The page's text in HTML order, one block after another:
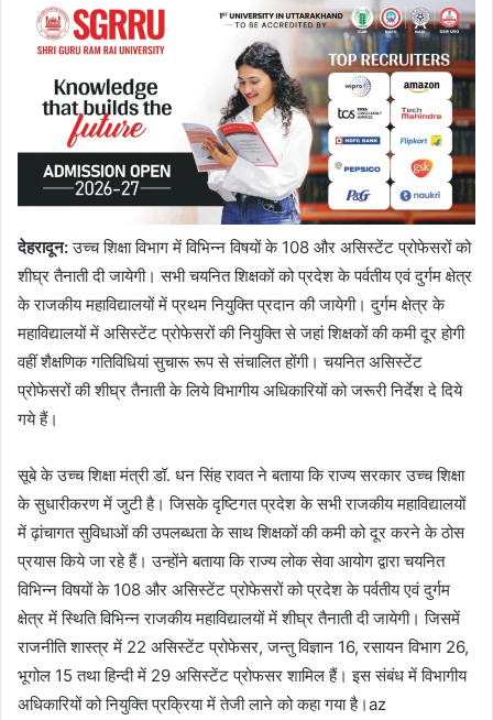
देहरादून:उच्च शिक्षा विभाग में विभिन्न विषयों के 108 और असिस्टेंट प्रोफेसरों को
शीघ्र तैनाती दी जायेगी। सभी चयनित शिक्षकों को प्रदेश के पर्वतीय एवं दुर्गम क्षेत्र
के राजकीय महाविद्यालयों में प्रथम नियुक्ति प्रदान की जायेगी। दुर्गम क्षेत्र के
महाविद्यालयों में असिस्टेंट प्रोफेसरों की नियुक्ति से जहां शिक्षकों की कमी दूर होगी
वहीं शैक्षणिक गतिविधियां सुचारू रूप से संचालित होंगी। चयनित असिस्टेंट
प्रोफेसरों की शीघ्र तैनाती के लिये विभागीय अधिकारियों को जरूरी निर्देश दे दिये
गये हैं।
सूबे के उच्च शिक्षा मंत्री डॉ. धन सिंह रावत ने बताया कि राज्य सरकार उच्च शिक्षा
के सुधारीकरण में जुटी है। जिसके दृष्टिगत प्रदेश के सभी राजकीय महाविद्यालयों
में ढ़ांचागत सुविधाओं की उपलब्धता के साथ शिक्षकों की कमी को दूर करने के ठोस
प्रयास किये जा रहे हैं। उन्होंने बताया कि राज्य लोक सेवा आयोग द्वारा चयनित
विभिन्न विषयों के 108 और असिस्टेंट प्रोफेसरों को प्रदेश के पर्वतीय एवं दुर्गम
क्षेत्र में स्थिति विभिन्न राजकीय महाविद्यालयों में शीघ्र तैनाती दी जायेगी। जिसमें
राजनीति शास्त्र में 22 असिस्टेंट प्रोफेसर, जन्तु विज्ञान 16, रसायन विभाग 26,
भूगोल 15 तथा हिन्दी में 29 असिस्टेंट प्रोफसर शामिल हैं। इस संबंध में विभागीय
अधिकारियों को नियुक्ति प्रक्रिया में तेजी लाने को कहा गया है।az